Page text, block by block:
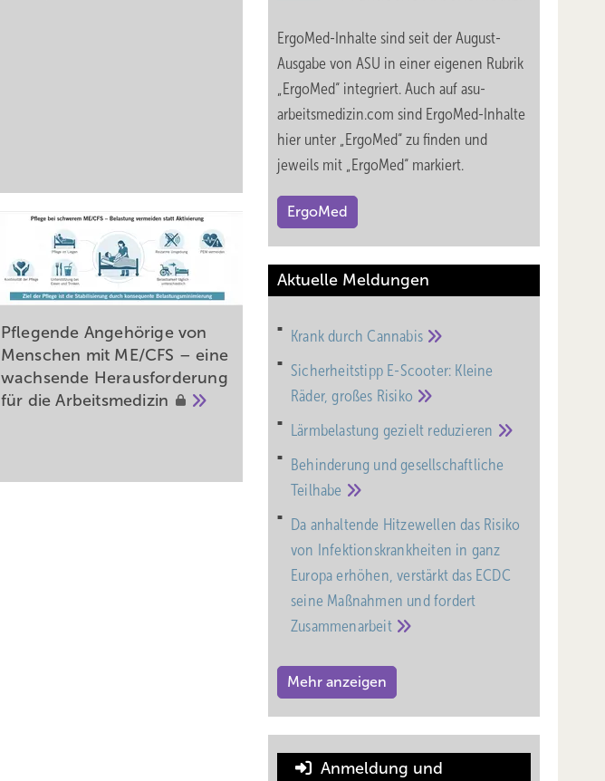
Pflegende Angehörige von
Menschen mit ME/CFS – eine
wachsende Heraus­forderung
für dieArbeitsmedizin
ErgoMed-Inhalte sind seit der August-
Ausgabe von ASU in einer eigenen Rubrik
„ErgoMed“ integriert. Auch auf asu-
arbeitsmedizin.com sind ErgoMed-Inhalte
hier unter „ErgoMed“ zu finden und
jeweils mit „ErgoMed“ markiert.
ErgoMed
Aktuelle Meldungen
Krank durchCannabis
Sicherheitstipp E-Scooter: Kleine
Räder, großes Risiko
Lärmbelastung gezielt reduzieren
Behinderung und gesell­schaft­liche
Teil­habe
Da anhaltende Hitzewellen das Risiko
von Infektionskrankheiten in ganz
Europa erhöhen, verstärkt das ECDC
seine Maßnahmen und fordert
Zusammenarbeit
Mehr anzeigen
Anmeldung und